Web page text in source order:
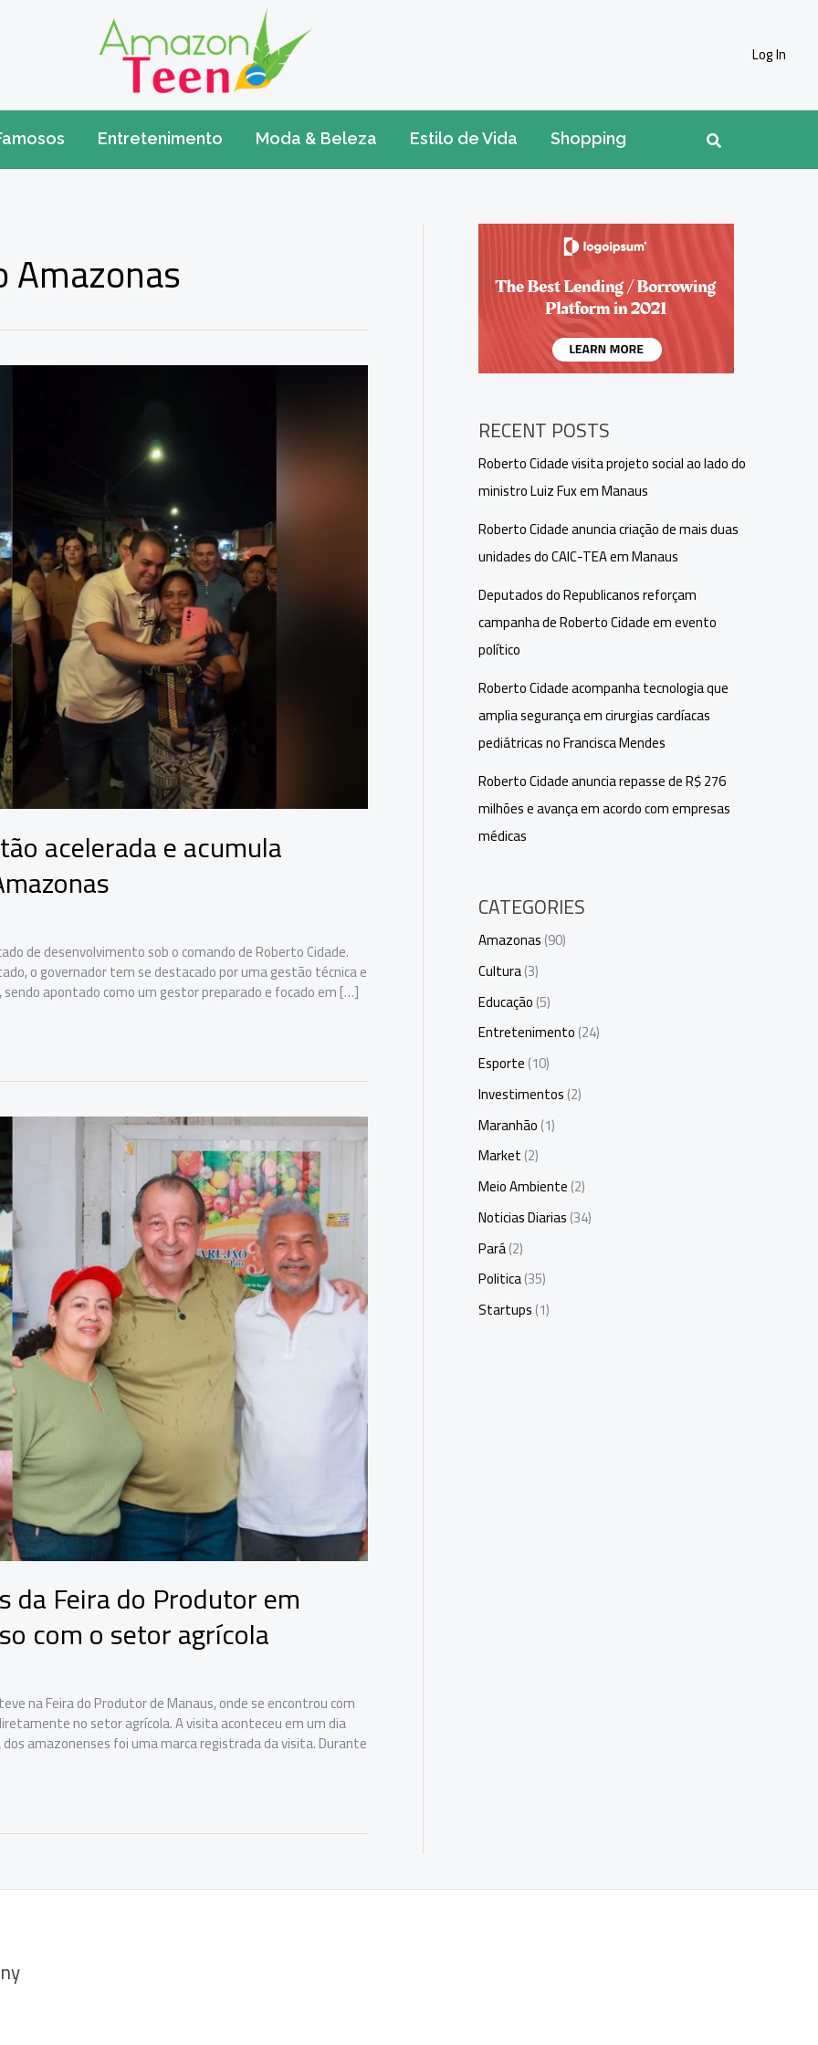
Log In
Entretenimento Moda & Beleza Estilo de Vida Shopping Pesquisar
acelerada e acumula
de desenvolvimento sob o comando de Roberto Cidade.
o governador tem se destacado por uma gestão técnica e
apontado como um gestor preparado e focado em […]
da Feira do Produtor em
com o setor agrícola
na Feira do Produtor de Manaus, onde se encontrou com
no setor agrícola. A visita aconteceu em um dia
amazonenses foi uma marca registrada da visita. Durante
RECENT POSTS
Roberto Cidade visita projeto social ao lado do
ministro Luiz Fux em Manaus
Roberto Cidade anuncia criação de mais duas
unidades do CAIC-TEA em Manaus
Deputados do Republicanos reforçam
campanha de Roberto Cidade em evento
político
Roberto Cidade acompanha tecnologia que
amplia segurança em cirurgias cardíacas
pediátricas no Francisca Mendes
Roberto Cidade anuncia repasse de R$ 276
milhões e avança em acordo com empresas
médicas
CATEGORIES
Amazonas(90)
Cultura(3)
Educação(5)
Entretenimento(24)
Esporte(10)
Investimentos(2)
Maranhão(1)
Market(2)
Meio Ambiente(2)
Noticias Diarias(34)
Pará(2)
Politica(35)
Startups(1)